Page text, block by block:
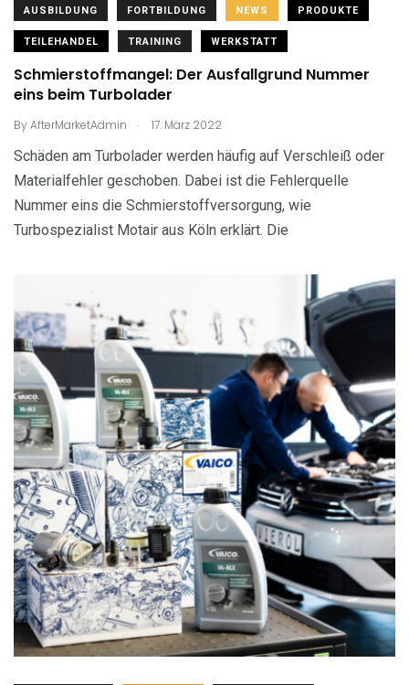
AUSBILDUNG FORTBILDUNG NEWS PRODUKTE
TEILEHANDEL TRAINING WERKSTATT
Schmierstoffmangel: Der Ausfallgrund Nummer
eins beim Turbolader
ByAfterMarketAdmin . 17. März 2022
Schäden am Turbolader werden häufig auf Verschleiß oder
Materialfehler geschoben. Dabei ist die Fehlerquelle
Nummer eins die Schmierstoffversorgung, wie
Turbospezialist Motair aus Köln erklärt. Die